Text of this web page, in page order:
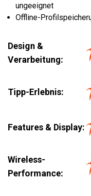
ungeeignet
Offline-
Design &
Verarbeitung:
Tipp-Erlebnis:
Features & Display:
Wireless-
Performance: